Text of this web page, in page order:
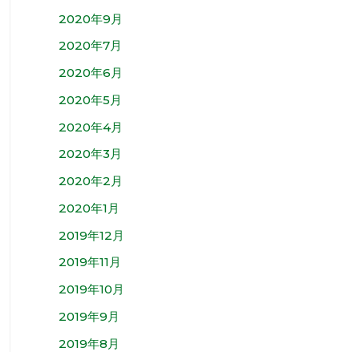
2020年9月
2020年7月
2020年6月
2020年5月
2020年4月
2020年3月
2020年2月
2020年1月
2019年12月
2019年11月
2019年10月
2019年9月
2019年8月